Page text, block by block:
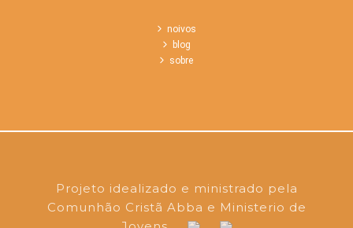
noivos
blog
sobre
Projeto idealizado e ministrado pela
Comunhão Cristã Abba e Ministerio de